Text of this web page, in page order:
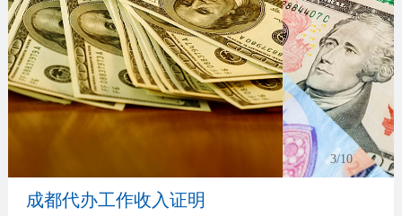
事
我
们
3/10
成都代办工作收入证明